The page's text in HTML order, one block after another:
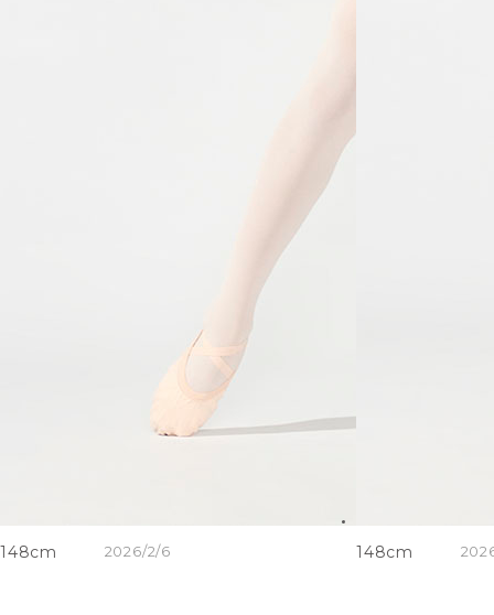
148cm 2026/2/6 148cm